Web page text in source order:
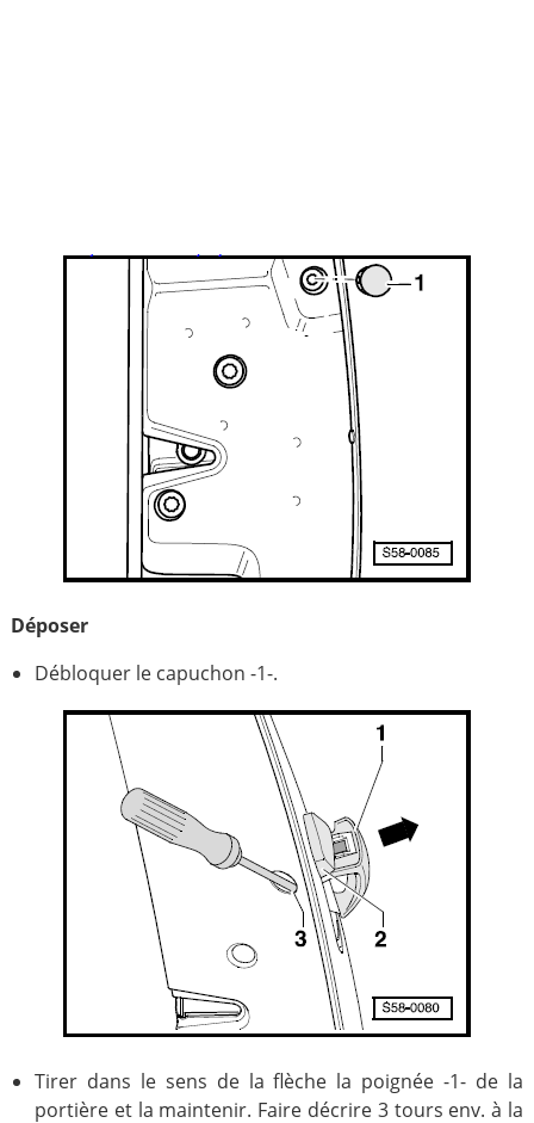
Déposer
Débloquer le capuchon -1-.
Tirer dans le sens de la flèche la poignée -1- de la
portière et la maintenir. Faire décrire 3 tours env. à la